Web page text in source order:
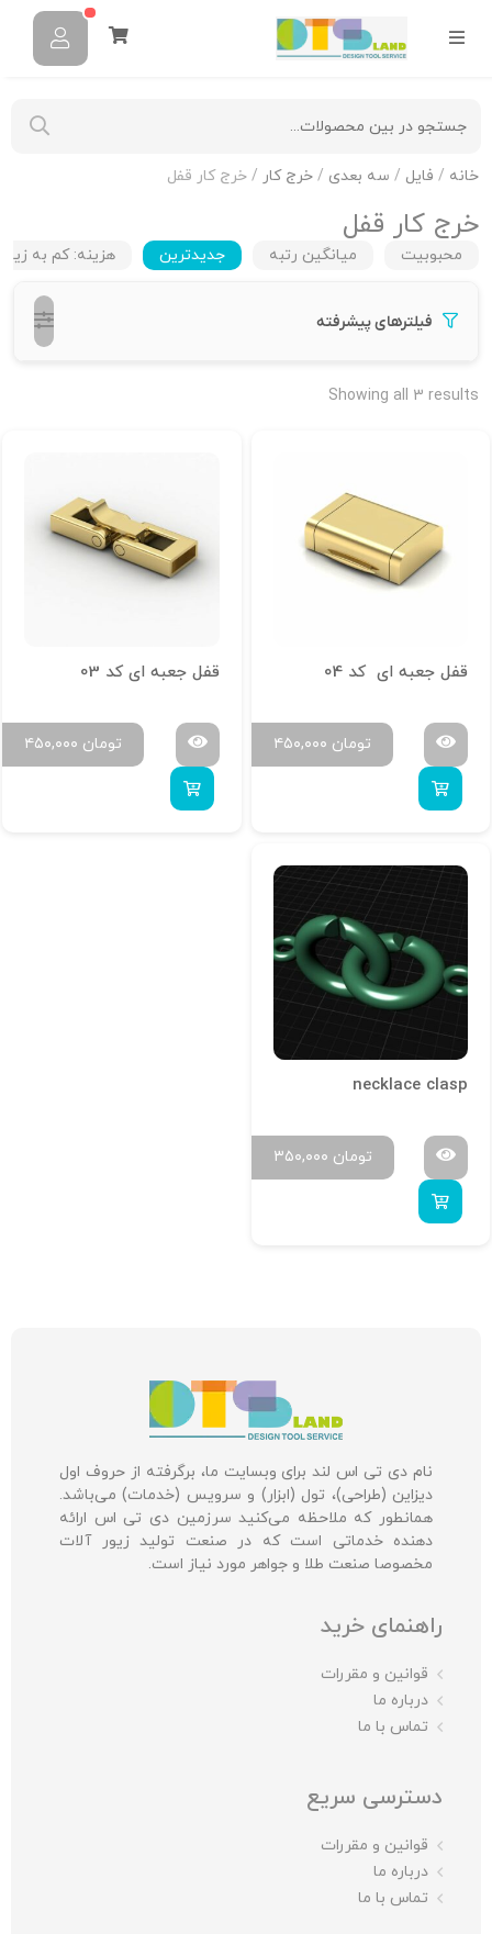
خانه / فایل / سه بعدی / خرج کار / خرج کار قفل
خرج کار قفل
محبوبیت میانگین رتبه جدیدترین هزینه: کم به زیاد
فیلترهای پیشرفته
Showing all 3 results
قفل جعبه ای کد 04
۴۵۰,۰۰۰ تومان
قفل جعبه ای کد 03
۴۵۰,۰۰۰ تومان
necklace clasp
۳۵۰,۰۰۰ تومان
نام دی تی اس لند برای وبسایت ما، برگرفته از حروف اول
دیزاین (طراحی)، تول (ابزار) و سرویس (خدمات) می‌باشد.
همانطور که ملاحظه می‌کنید سرزمین دی تی اس ارائه
دهنده خدماتی است که در صنعت تولید زیور آلات
مخصوصا صنعت طلا و جواهر مورد نیاز است.
راهنمای خرید
قوانین و مقررات
درباره ما
تماس با ما
دسترسی سریع
قوانین و مقررات
درباره ما
تماس با ما